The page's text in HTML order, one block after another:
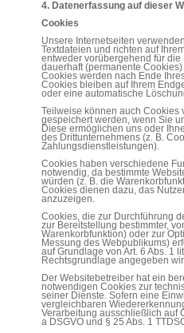
4. Datenerfassung auf dieser
Cookies
Unsere Internetseiten
Textdateien und richten auf
entweder vorübergehend für
dauerhaft (permanente
Cookies werden nach Ende
Cookies bleiben auf Ihrem
oder eine automatische
Teilweise können auch Cookies
gespeichert werden, wenn Sie
Diese ermöglichen uns oder
des Drittunternehmens (z. B.
Zahlungsdienstleistungen).
Cookies haben verschiedene
notwendig, da bestimmte
würden (z. B. die
Cookies dienen dazu, das
anzuzeigen.
Cookies, die zur Durchführung
zur Bereitstellung bestimmter,
Warenkorbfunktion) oder zur
Messung des Webpublikums)
auf Grundlage von Art. 6 Abs. 1
Rechtsgrundlage angegeben
Der Websitebetreiber hat ein
notwendigen Cookies zur
seiner Dienste. Sofern eine
vergleichbaren
Verarbeitung ausschließlich auf
a DSGVO und § 25 Abs. 1